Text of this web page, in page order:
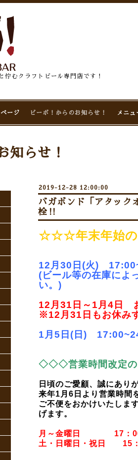
佇むクラフトビール専門店です！
ージ ビーボ！からのお知らせ！ メニュ
知らせ！
2019-12-28 12:00:00
バガボンド「アタック
栓‼
☆☆☆年末年始
12月30日(火)
(ビール等の在庫によ
い。)
12月31日～1月4日
※12月31日もお休み
1月5日(日)
◇◇◇営業時間改定
日頃のご愛顧、誠にあり
来年1月6日より営業時間
ご不便をおかけいたしま
げます。
月～金曜日 17：
土・日曜日・祝日 15